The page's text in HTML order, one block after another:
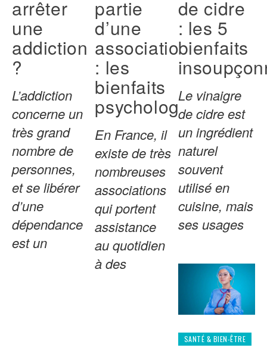
arrêter
une
addiction
?
L’addiction
concerne un
très grand
nombre de
personnes,
et se libérer
d’une
dépendance
est un
partie
d’une
association
: les
bienfaits
psychologiques
En France, il
existe de très
nombreuses
associations
qui portent
assistance
au quotidien
à des
de cidre
: les 5
bienfaits
Le vinaigre
de cidre est
un ingrédient
naturel
souvent
utilisé en
cuisine, mais
ses usages
SANTÉ & BIEN-ÊTRE